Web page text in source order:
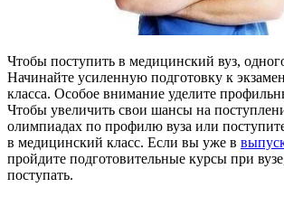
Чтобы поступить в медицинский вуз,
Начинайте усиленную подготовку к
класса. Особое внимание уделите
Чтобы увеличить свои шансы на
олимпиадах по профилю вуза или
в медицинский класс. Если вы уже в
пройдите подготовительные курсы при
поступать.